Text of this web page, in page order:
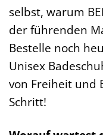
selbst, warum
der führenden
Bestelle noch
Unisex
von Freiheit und
Schritt!